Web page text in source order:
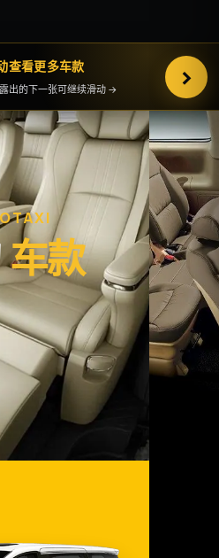
查看更多车款
出的下一张可继续滑动 → ›
车款